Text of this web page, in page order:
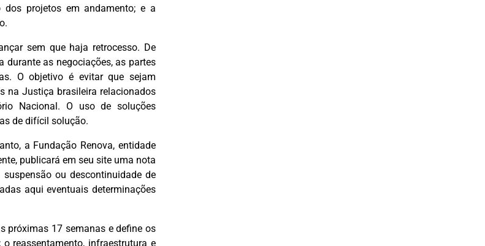
projetos em andamento; e a
sem que haja retrocesso. De
durante as negociações, as partes
O objetivo é evitar que sejam
na Justiça brasileira relacionados
Nacional. O uso de soluções
de difícil solução.
a Fundação Renova, entidade
publicará em seu site uma nota
ou descontinuidade de
aqui eventuais determinações
próximas 17 semanas e define os
reassentamento, infraestrutura e